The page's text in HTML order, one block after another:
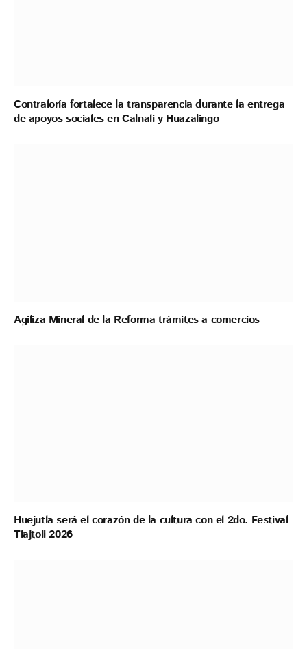
Contraloría fortalece la transparencia durante la entrega
de apoyos sociales en Calnali y Huazalingo
Agiliza Mineral de la Reforma trámites a comercios
Huejutla será el corazón de la cultura con el 2do. Festival
Tlajtoli 2026